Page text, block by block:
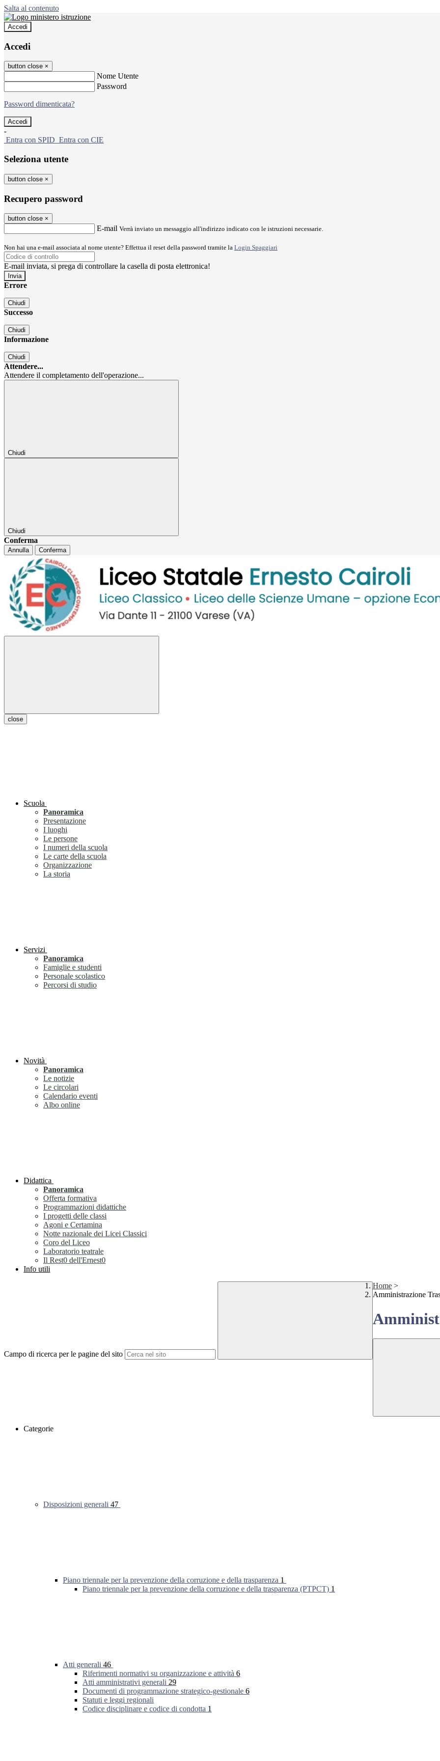
Salta al contenuto
Accedi
Accedi
button close ×
Nome Utente
Password
Password dimenticata?
-
Entra con SPID Entra con CIE
Seleziona utente
button close ×
Recupero password
button close ×
E-mail Verrà inviato un messaggio all'indirizzo indicato con le istruzioni necessarie.
Non hai una e-mail associata al nome utente? Effettua il reset della password tramite la Login Spaggiari
E-mail inviata, si prega di controllare la casella di posta elettronica!
Errore
Chiudi
Successo
Chiudi
Informazione
Chiudi
Attendere...
Attendere il completamento dell'operazione...
Chiudi
Chiudi
Conferma
Annulla Conferma
close
Scuola
Panoramica
Presentazione
I luoghi
Le persone
I numeri della scuola
Le carte della scuola
Organizzazione
La storia
Servizi
Panoramica
Famiglie e studenti
Personale scolastico
Percorsi di studio
Novità
Panoramica
Le notizie
Le circolari
Calendario eventi
Albo online
Didattica
Panoramica
Offerta formativa
Programmazioni didattiche
I progetti delle classi
Agoni e Certamina
Notte nazionale dei Licei Classici
Coro del Liceo
Laboratorio teatrale
Il Rest0 dell'Ernest0
Info utili
Campo di ricerca per le pagine del sito
Home >
Amministrazione
Categorie
Disposizioni generali 47
Piano triennale per la prevenzione della corruzione e della trasparenza 1
Piano triennale per la prevenzione della corruzione e della trasparenza (PTPCT) 1
Atti generali 46
Riferimenti normativi su organizzazione e attività 6
Atti amministrativi generali 29
Documenti di programmazione strategico-gestionale 6
Statuti e leggi regionali
Codice disciplinare e codice di condotta 1